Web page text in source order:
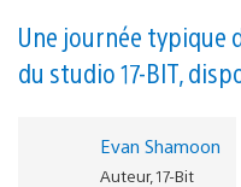
Une journée typique
du studio 17-BIT,
Evan Shamoon
Auteur, 17-Bit